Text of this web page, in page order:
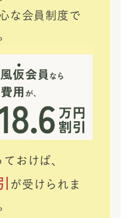
な会員制度で
おけば、
が受けられま